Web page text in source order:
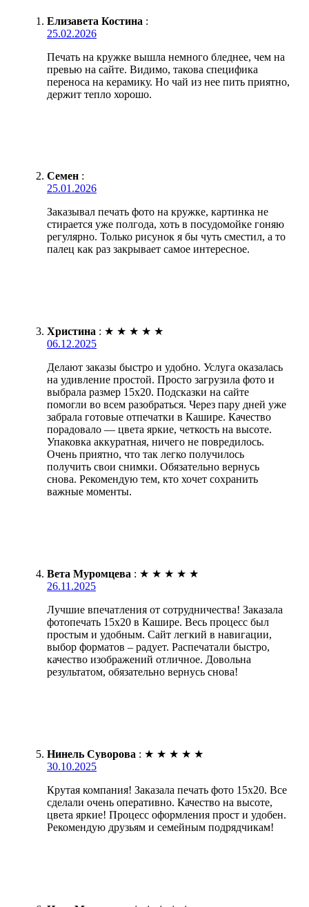
Елизавета Костина :
25.02.2026
Печать на кружке вышла немного бледнее, чем на
превью на сайте. Видимо, такова специфика
переноса на керамику. Но чай из нее пить приятно,
держит тепло хорошо.
Семен :
25.01.2026
Заказывал печать фото на кружке, картинка не
стирается уже полгода, хоть в посудомойке гоняю
регулярно. Только рисунок я бы чуть сместил, а то
палец как раз закрывает самое интересное.
Христина : ★ ★ ★ ★ ★
06.12.2025
Делают заказы быстро и удобно. Услуга оказалась
на удивление простой. Просто загрузила фото и
выбрала размер 15х20. Подсказки на сайте
помогли во всем разобраться. Через пару дней уже
забрала готовые отпечатки в Кашире. Качество
порадовало — цвета яркие, четкость на высоте.
Упаковка аккуратная, ничего не повредилось.
Очень приятно, что так легко получилось
получить свои снимки. Обязательно вернусь
снова. Рекомендую тем, кто хочет сохранить
важные моменты.
Вета Муромцева : ★ ★ ★ ★ ★
26.11.2025
Лучшие впечатления от сотрудничества! Заказала
фотопечать 15х20 в Кашире. Весь процесс был
простым и удобным. Сайт легкий в навигации,
выбор форматов – радует. Распечатали быстро,
качество изображений отличное. Довольна
результатом, обязательно вернусь снова!
Нинель Суворова : ★ ★ ★ ★ ★
30.10.2025
Крутая компания! Заказала печать фото 15х20. Все
сделали очень оперативно. Качество на высоте,
цвета яркие! Процесс оформления прост и удобен.
Рекомендую друзьям и семейным подрядчикам!